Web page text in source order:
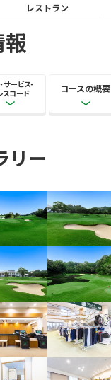
レストラン
サービス・
スコード
コースの概要
リー